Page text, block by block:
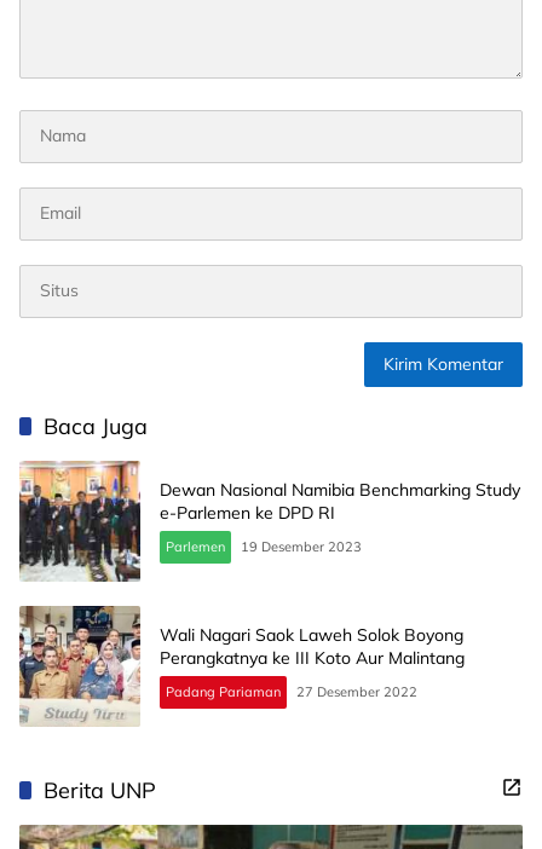
Baca Juga
Dewan Nasional Namibia Benchmarking Study
e-Parlemen ke DPD RI
Parlemen 19 Desember 2023
Wali Nagari Saok Laweh Solok Boyong
Perangkatnya ke III Koto Aur Malintang
Padang Pariaman 27 Desember 2022
Berita UNP